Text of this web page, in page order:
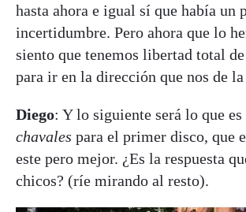
hasta ahora e igual sí que había un
incertidumbre. Pero ahora que lo
siento que tenemos libertad total
para ir en la dirección que nos de la
Diego: Y lo siguiente será lo que es
chavales para el primer disco, que
este pero mejor. ¿Es la respuesta
chicos? (ríe mirando al resto).